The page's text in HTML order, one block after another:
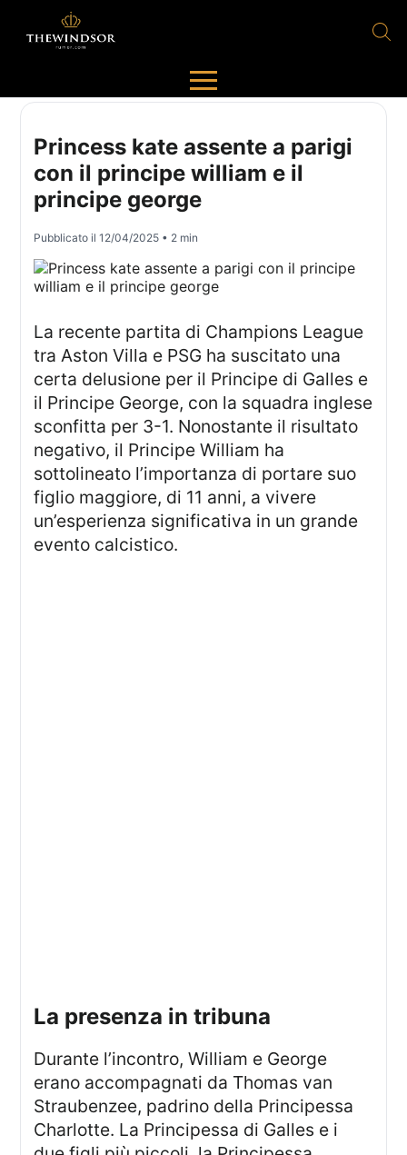
Princess kate assente a parigi
con il principe william e il
principe george
Pubblicato il12/04/2025 • 2 min
La recente partita di Champions League
tra Aston Villa e PSG ha suscitato una
certa delusione per il Principe di Galles e
il Principe George, con la squadra inglese
sconfitta per 3-1. Nonostante il risultato
negativo, il Principe William ha
sottolineato l’importanza di portare suo
figlio maggiore, di 11 anni, a vivere
un’esperienza significativa in un grande
evento calcistico.
la presenza in tribuna
Durante l’incontro, William e George
erano accompagnati da Thomas van
Straubenzee, padrino della Principessa
Charlotte. La Principessa di Galles e i